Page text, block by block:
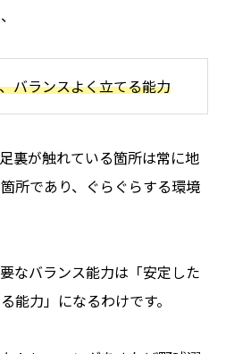
バランスよく立てる能力
裏が触れている箇所は常に地
所であり、ぐらぐらする環境
なバランス能力は「安定した
能力」になるわけです。